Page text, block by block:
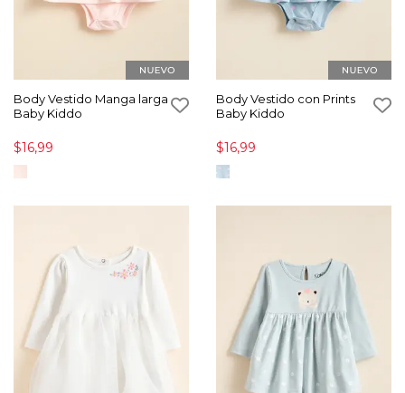
Body Vestido Manga larga
Baby Kiddo
$16,99
Body Vestido con Prints
Baby Kiddo
$16,99